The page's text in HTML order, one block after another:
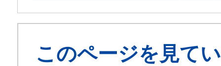
このページを見て